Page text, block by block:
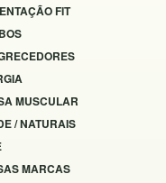
FIT
MUSCULAR
/ NATURAIS
MARCAS